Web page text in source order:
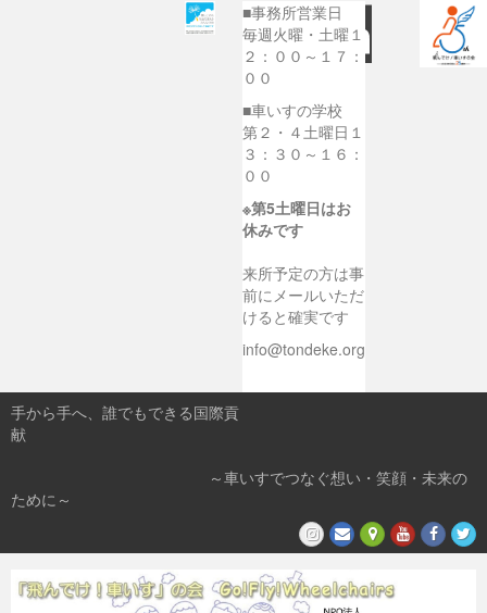
■事務所営業日
毎週火曜・土曜１
２：００～１７：
００
■車いすの学校
第２・４土曜日１
３：３０～１６：
００
※第5土曜日はお
休みです
来所予定の方は事
前にメールいただ
けると確実です
info@tondeke.org
手から手へ、誰でもできる国際貢
献
～車いすでつなぐ想い・笑顔・未来の
ために～